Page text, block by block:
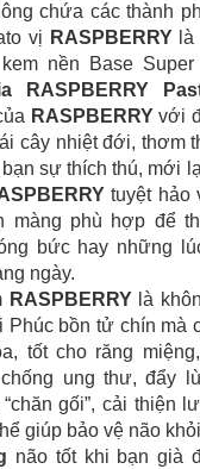
chứa các thành
vị RASPBERRYlà
nền Base
RASPBERRY
RASPBERRYvới
cây nhiệt đới, thơm
sự thích thú, mới
tuyệt hảo
màng phù hợp để
bức hay những
ngày.
RASPBERRY là
Phúc bồn tử chín mà
tốt cho răng
ung thư, đẩy
gối”, cải thiện
giúp bảo vệ não
não tốt khi bạn già